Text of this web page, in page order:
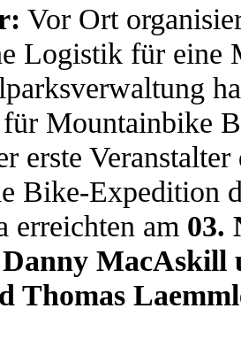
Vor Ort
Logistik für eine
Mountainbike
erste
Bike-Expedition
erreichten am 03.
MacAskill
Thomas